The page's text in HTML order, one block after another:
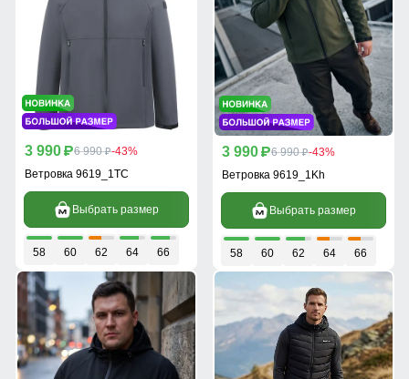
3 990 p6 990 p-43%
Ветровка 9619_1TC
Выбрать размер
58 60 62 64 66
3 990 p6 990 p-43%
Ветровка 9619_1Kh
Выбрать размер
58 60 62 64 66